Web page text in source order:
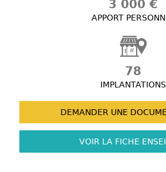
3 000 €
APPORT
78
IMPLANTATIONS
DEMANDER UNE
VOIR LA FICHE